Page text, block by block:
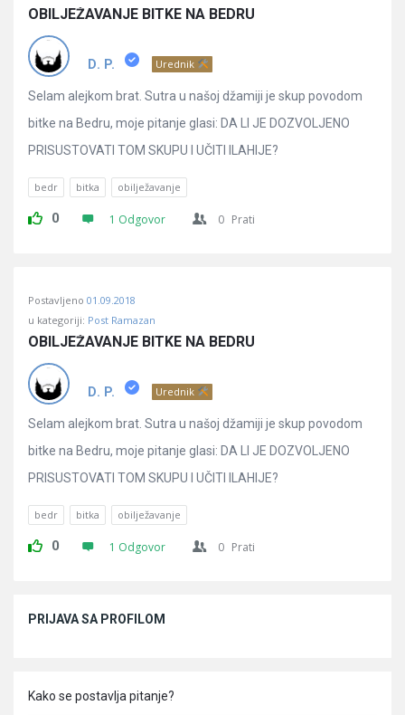
OBILJEŽAVANJE BITKE NA BEDRU
D. P. Urednik
Selam alejkom brat. Sutra u našoj džamiji je skup povodom
bitke na Bedru, moje pitanje glasi: DA LI JE DOZVOLJENO
PRISUSTOVATI TOM SKUPU I UČITI ILAHIJE?
bedr bitka obilježavanje
0 1 Odgovor 0 Prati
Postavljeno 01.09.2018
u kategoriji: Post Ramazan
OBILJEŽAVANJE BITKE NA BEDRU
D. P. Urednik
Selam alejkom brat. Sutra u našoj džamiji je skup povodom
bitke na Bedru, moje pitanje glasi: DA LI JE DOZVOLJENO
PRISUSTOVATI TOM SKUPU I UČITI ILAHIJE?
bedr bitka obilježavanje
0 1 Odgovor 0 Prati
PRIJAVA SA PROFILOM
Kako se postavlja pitanje?